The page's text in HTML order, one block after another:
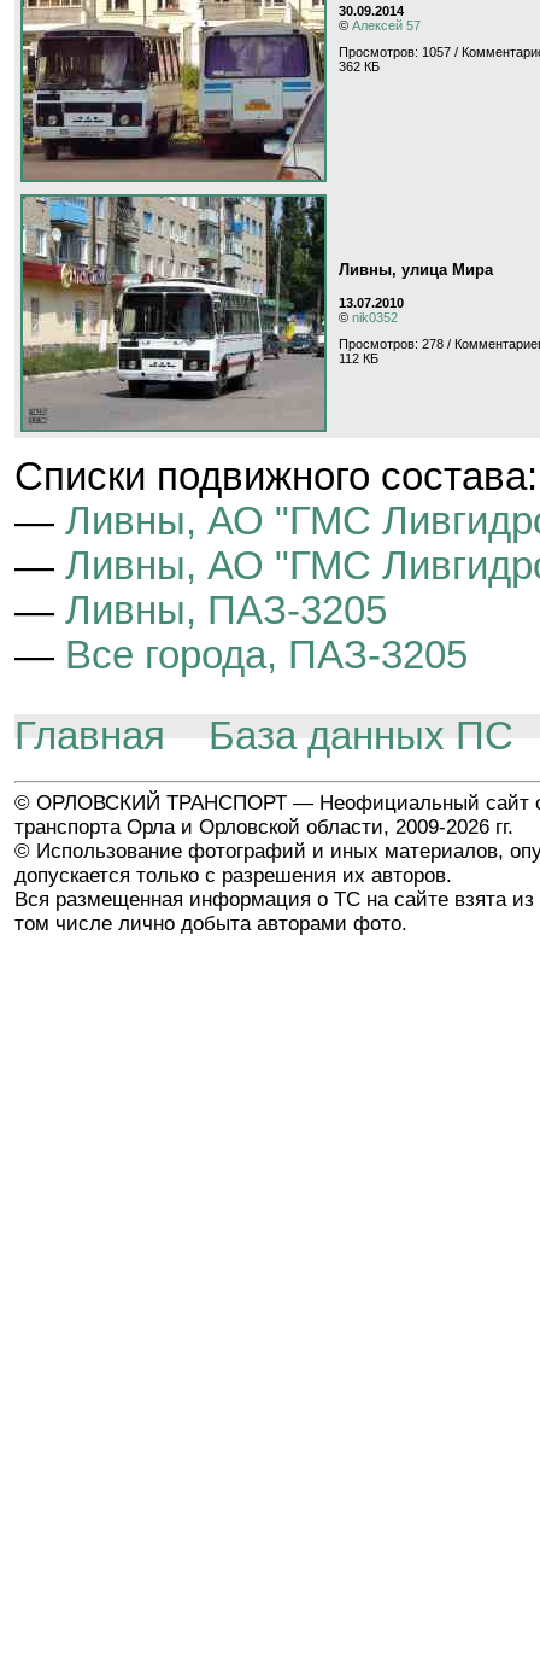
30.09.2014
© Алексей 57
Просмотров: 1057 /
362 КБ
Ливны, улица Мира
13.07.2010
© nik0352
Просмотров: 278 /
112 КБ
Cписки подвижного состава:
— Ливны, АО "ГМС
— Ливны, АО "ГМС
— Ливны, ПАЗ-3205
— Все города, ПАЗ-3205
Главная
База данных ПС
© ОРЛОВСКИЙ ТРАНСПОРТ — Неофициальный сайт
транспорта Орла и Орловской области, 2009-2026 гг.
© Использование фотографий и иных материалов,
допускается только с разрешения их авторов.
Вся размещенная информация о ТС на сайте взята из
том числе лично добыта авторами фото.